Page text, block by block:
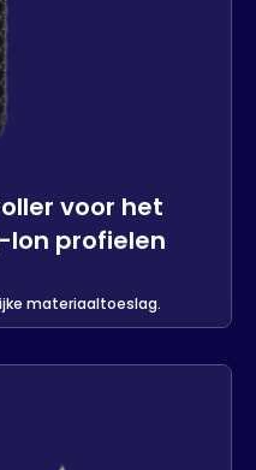
voor het
lon profielen
materiaaltoeslag.
voor het
profielen